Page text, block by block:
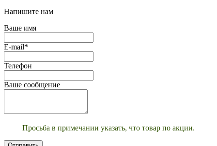
Напишите нам
Ваше имя
E-mail*
Телефон
Ваше сообщение
Просьба в примечании указать, что товар по акции.